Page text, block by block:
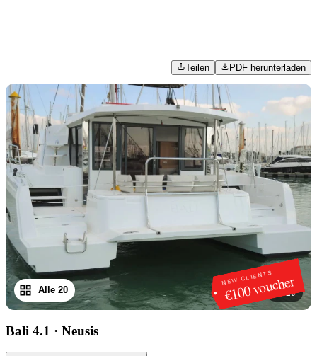
Teilen PDF herunterladen
NEW CLIENTS
€100 voucher
1/20
Alle 20
Bali 4.1 · Neusis